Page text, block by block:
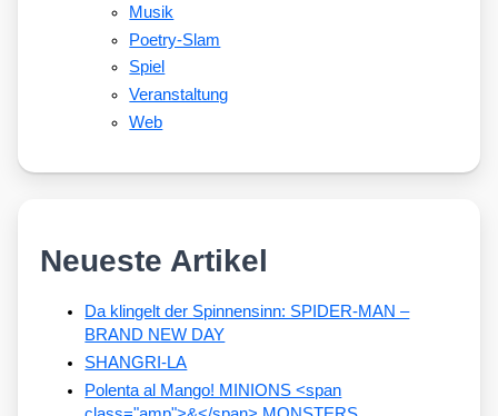
Musik
Poetry-Slam
Spiel
Veranstaltung
Web
Neueste Artikel
Da klingelt der Spinnensinn: SPIDER-MAN –
BRAND NEW DAY
SHANGRI-LA
Polenta al Mango! MINIONS <span